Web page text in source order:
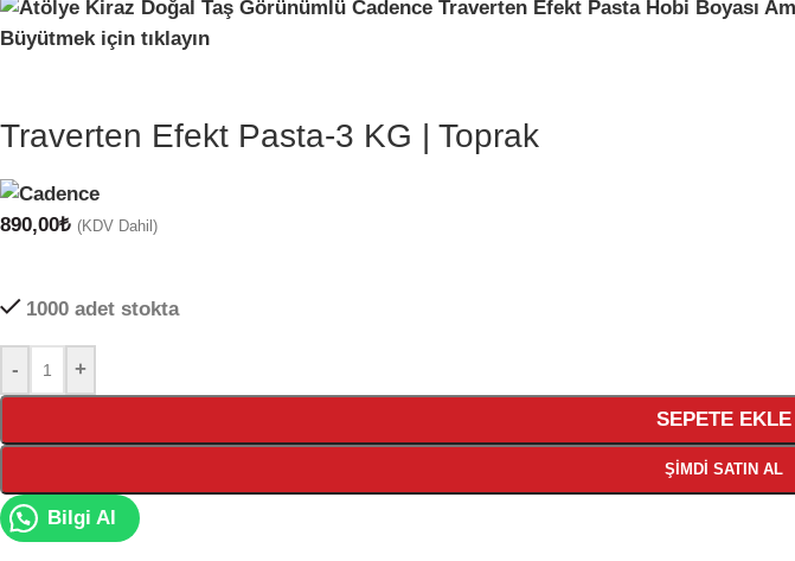
Büyütmek için tıklayın
Traverten Efekt Pasta-3 KG | Toprak
890,00₺ (KDV Dahil)
1000 adet stokta
- +
SEPETE EKLE
ŞIMDI SATIN AL
Bilgi Al